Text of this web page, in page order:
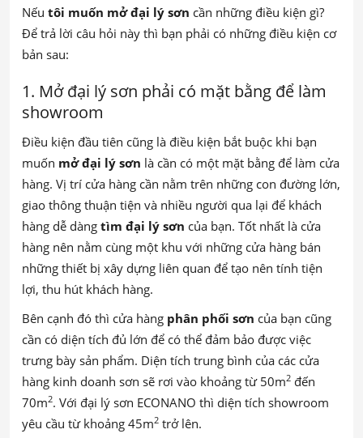
Nếu tôi muốn mở đại lý sơn cần những điều kiện gì?
Để trả lời câu hỏi này thì bạn phải có những điều kiện cơ
bản sau:
1. Mở đại lý sơn phải có mặt bằng để làm
showroom
Điều kiện đầu tiên cũng là điều kiện bắt buộc khi bạn
muốn mở đại lý sơn là cần có một mặt bằng để làm cửa
hàng. Vị trí cửa hàng cần nằm trên những con đường lớn,
giao thông thuận tiện và nhiều người qua lại để khách
hàng dễ dàng tìm đại lý sơn của bạn. Tốt nhất là cửa
hàng nên nằm cùng một khu với những cửa hàng bán
những thiết bị xây dựng liên quan để tạo nên tính tiện
lợi, thu hút khách hàng.
Bên cạnh đó thì cửa hàng phân phối sơn của bạn cũng
cần có diện tích đủ lớn để có thể đảm bảo được việc
trưng bày sản phẩm. Diện tích trung bình của các cửa
hàng kinh doanh sơn sẽ rơi vào khoảng từ 50m2 đến
70m2. Với đại lý sơn ECONANO thì diện tích showroom
yêu cầu từ khoảng 45m2 trở lên.